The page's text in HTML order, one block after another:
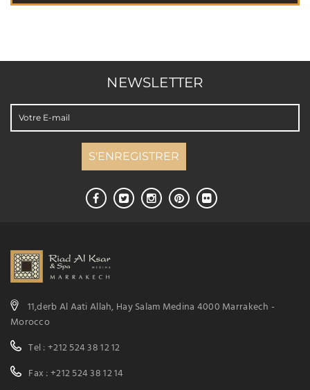
NEWSLETTER
11,derb Al Aati Allah, Hay Salam Medina 4000 Marrakech -
Morocco
Tel : +212 524 38 12 12
Fax : +212 524 38 12 14